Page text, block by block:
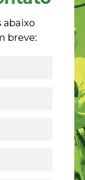
abaixo
breve: